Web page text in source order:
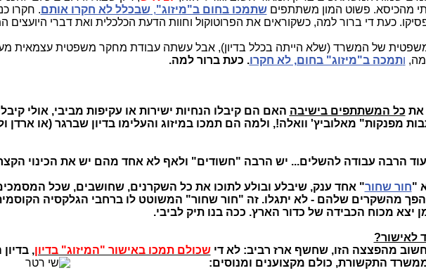
מהכיסא. פשוט המון משתתפיםשתמכו בחום ב"מיזוג",שבכלל לא חקרו אותם
כעת די ברור למה, כשקוראים את הפרוטוקול וחוות הדעת הכלכלית ואת דברי היועצים
של המשרד (שלא הייתה בכלל בדיון), אבל עשתה עבודת מחקר משפטית עצמאית
ותמכה ב"מיזוג" בחום, לא חקרו. כעת ברור למה.
את כל המשתתפים בישיבה האם הם קיבלו הנחיות ישירות או עקיפות מביבי, אולי
מפנקות" מאלוביץ' וואלה!, ולמה הם תמכו במיזוג והעלימו בדיון שברגר (או ארדן
"חור שחור" אחד ענק, שיבלע ובולע לתוכו את כל השקרנים, שחושבים, שכל
מהשקרים שלהם - לא יתגלו. זה "חור שחור" המשוטט לו ברחבי הגלקסיה
יצא מכוח הכבידה של כדור הארץ. ככה בנו תיק לביבי.
לאישור?
מהפצצה הזו, שחשף ארז רביב: לא דישכולם תמכו באישור "המיזוג" בדיון,
התקשורת, כולם מקצוענים ומנוסים: